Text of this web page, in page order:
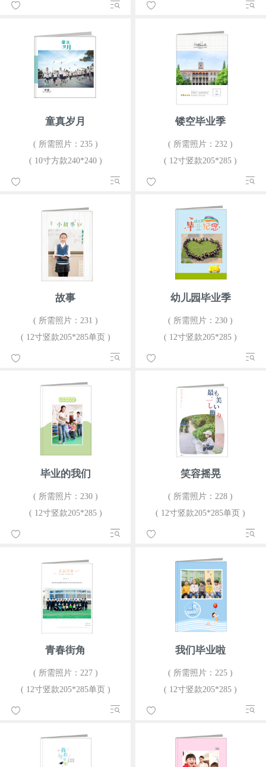
童真岁月
( 所需照片：235 )
( 10寸方款240*240 )
镂空毕业季
( 所需照片：232 )
( 12寸竖款205*285 )
故事
( 所需照片：231 )
( 12寸竖款205*285单页 )
幼儿园毕业季
( 所需照片：230 )
( 12寸竖款205*285 )
毕业的我们
( 所需照片：230 )
( 12寸竖款205*285 )
笑容摇晃
( 所需照片：228 )
( 12寸竖款205*285单页 )
青春街角
( 所需照片：227 )
( 12寸竖款205*285单页 )
我们毕业啦
( 所需照片：225 )
( 12寸竖款205*285 )